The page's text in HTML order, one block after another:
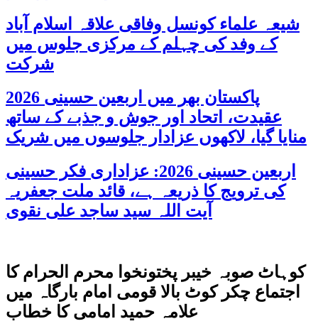
شیعہ علماء کونسل وفاقی علاقہ اسلام آباد
کے وفد کی چہلم کے مرکزی جلوس میں
شرکت
پاکستان بھر میں اربعین حسینی 2026
عقیدت، اتحاد اور جوش و جذبے کے ساتھ
منایا گیا، لاکھوں عزادار جلوسوں میں شریک
اربعین حسینی 2026: عزاداری فکر حسینی
کی ترویج کا ذریعہ ہے، قائد ملت جعفریہ
آیت اللہ سید ساجد علی نقوی
کوہاٹ صوبہ خیبر پختونخوا محرم الحرام کا
اجتماع چکر کوٹ بالا قومی امام بارگاہ میں
علامہ حمید امامی کا خطاب